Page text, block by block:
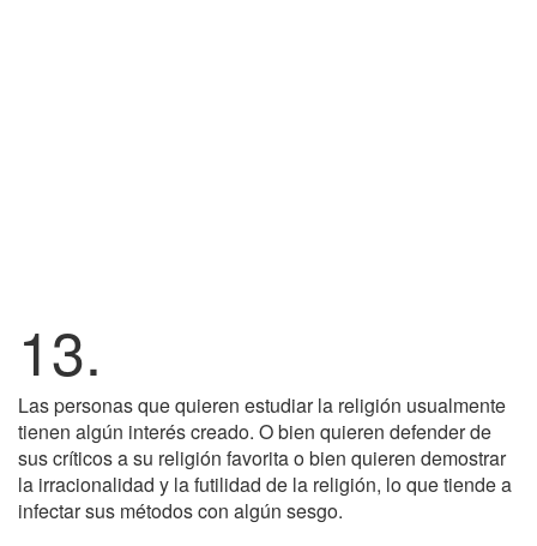
13.
Las personas que quieren estudiar la religión usualmente
tienen algún interés creado. O bien quieren defender de
sus críticos a su religión favorita o bien quieren demostrar
la irracionalidad y la futilidad de la religión, lo que tiende a
infectar sus métodos con algún sesgo.